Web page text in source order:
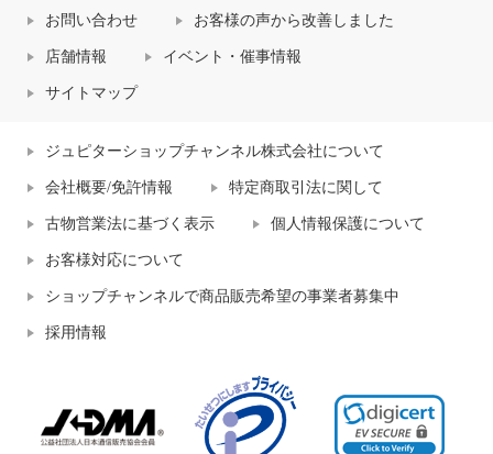
お問い合わせ お客様の声から改善しました
店舗情報 イベント・催事情報
サイトマップ
ジュピターショップチャンネル株式会社について
会社概要/免許情報 特定商取引法に関して
古物営業法に基づく表示 個人情報保護について
お客様対応について
ショップチャンネルで商品販売希望の事業者募集中
採用情報